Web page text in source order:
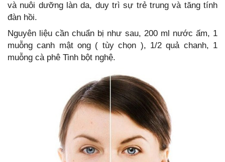
và nuôi dưỡng làn da, duy trì sự trẻ trung và tăng tính
đàn hồi.
Nguyên liệu cần chuẩn bị như sau, 200 ml nước ấm, 1
muỗng canh mật ong ( tùy chọn ), 1/2 quả chanh, 1
muỗng cà phê Tinh bột nghệ.